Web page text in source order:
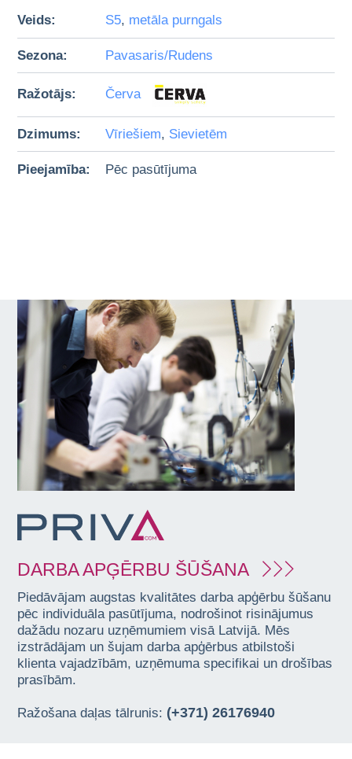
Veids: S5, metāla purngals
Sezona: Pavasaris/Rudens
Ražotājs: Červa
Dzimums: Vīriešiem, Sievietēm
Pieejamība: Pēc pasūtījuma
DARBA APĢĒRBU ŠŪŠANA
Piedāvājam augstas kvalitātes darba apģērbu šūšanu
pēc individuāla pasūtījuma, nodrošinot risinājumus
dažādu nozaru uzņēmumiem visā Latvijā. Mēs
izstrādājam un šujam darba apģērbus atbilstoši
klienta vajadzībām, uzņēmuma specifikai un drošības
prasībām.
Ražošana daļas tālrunis: (+371) 26176940